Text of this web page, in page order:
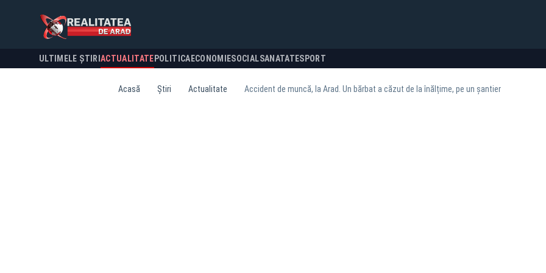
ULTIMELE ȘTIRI ACTUALITATE POLITICA ECONOMIESOCIALSANATATESPORT
Acasă Știri Actualitate Accident de muncă, la Arad. Un bărbat a căzut de la înălțime, pe un șantier